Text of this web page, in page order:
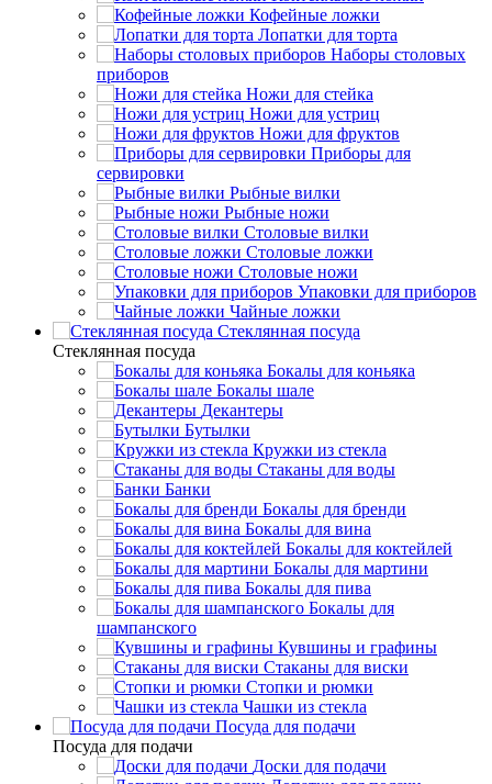
Кофейные ложки
Лопатки для торта
Наборы столовых
приборов
Ножи для стейка
Ножи для устриц
Ножи для фруктов
Приборы для
сервировки
Рыбные вилки
Рыбные ножи
Столовые вилки
Столовые ложки
Столовые ножи
Упаковки для приборов
Чайные ложки
Стеклянная посуда
Стеклянная посуда
Бокалы для коньяка
Бокалы шале
Декантеры
Бутылки
Кружки из стекла
Стаканы для воды
Банки
Бокалы для бренди
Бокалы для вина
Бокалы для коктейлей
Бокалы для мартини
Бокалы для пива
Бокалы для
шампанского
Кувшины и графины
Стаканы для виски
Стопки и рюмки
Чашки из стекла
Посуда для подачи
Посуда для подачи
Доски для подачи